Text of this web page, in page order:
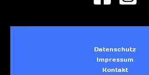
Datenschutz
Impressum
Kontakt